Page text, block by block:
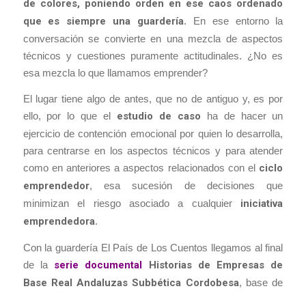
de colores, poniendo orden en ese caos ordenado
que es siempre una guardería. En ese entorno la
conversación se convierte en una mezcla de aspectos
técnicos y cuestiones puramente actitudinales. ¿No es
esa mezcla lo que llamamos emprender?
El lugar tiene algo de antes, que no de antiguo y, es por
ello, por lo que el estudio de caso ha de hacer un
ejercicio de contención emocional por quien lo desarrolla,
para centrarse en los aspectos técnicos y para atender
como en anteriores a aspectos relacionados con el ciclo
emprendedor, esa sucesión de decisiones que
minimizan el riesgo asociado a cualquieriniciativa
emprendedora.
Con la guardería El País de Los Cuentos llegamos al final
de la serie documental Historias de Empresas de
Base Real Andaluzas Subbética Cordobesa, base de